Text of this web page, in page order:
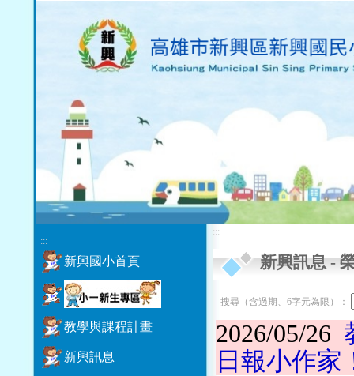
:::
新興國小首頁
教學與課程計畫
新興訊息
:::
新興訊息-
搜尋（含過期、6字元為限）：
2026/05/26
日報小作家